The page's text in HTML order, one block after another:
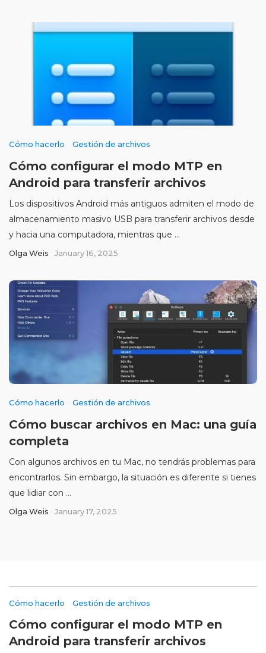
Cómo hacerlo Gestión de archivos
Cómo configurar el modo MTP en
Android para transferir archivos
Los dispositivos Android más antiguos admiten el modo de
almacenamiento masivo USB para transferir archivos desde
y hacia una computadora, mientras que ...
Olga Weis January 16, 2025
Cómo hacerlo Gestión de archivos
Cómo buscar archivos en Mac: una guía
completa
Con algunos archivos en tu Mac, no tendrás problemas para
encontrarlos. Sin embargo, la situación es diferente si tienes
que lidiar con ...
Olga Weis January 17, 2025
Cómo hacerlo Gestión de archivos
Cómo configurar el modo MTP en
Android para transferir archivos